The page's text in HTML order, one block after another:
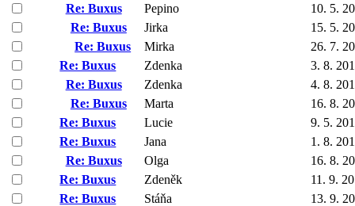
Re: Buxus
Pepino
10. 5.
Re: Buxus
Jirka
15. 5.
Re: Buxus
Mirka
26. 7.
Re: Buxus
Zdenka
3. 8.
Re: Buxus
Zdenka
4. 8.
Re: Buxus
Marta
16. 8.
Re: Buxus
Lucie
9. 5.
Re: Buxus
Jana
1. 8.
Re: Buxus
Olga
16. 8.
Re: Buxus
Zdeněk
11. 9.
Re: Buxus
Stáňa
13. 9.